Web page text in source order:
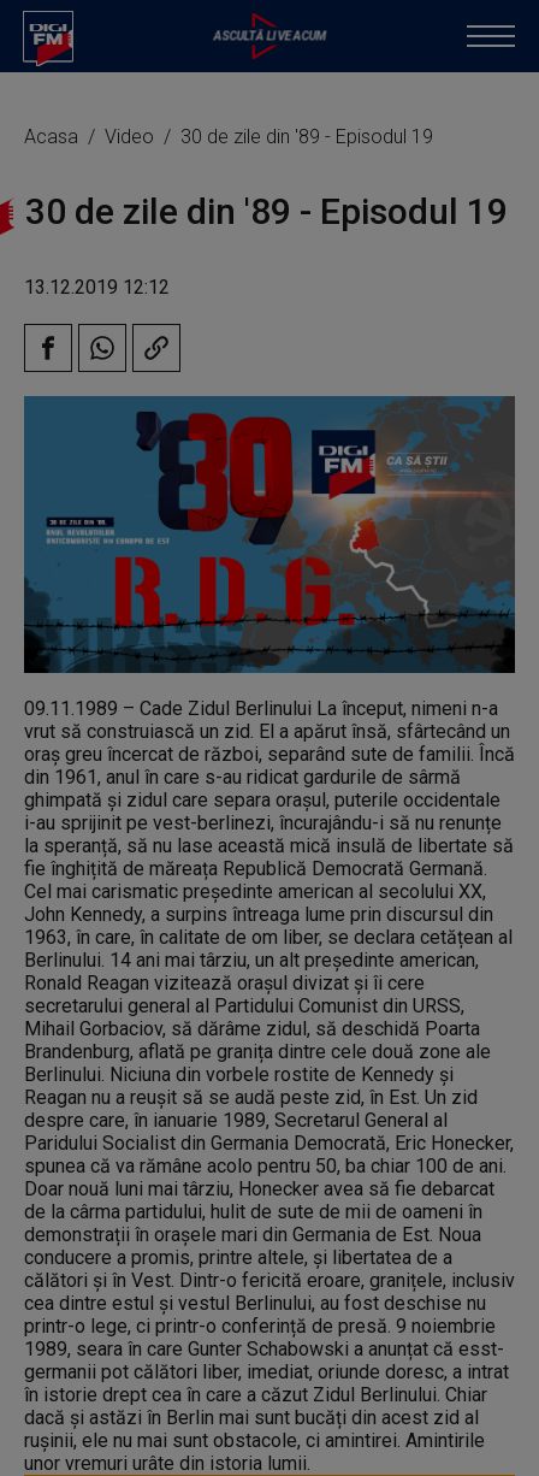
Acasa Video 30 de zile din '89 - Episodul 19
30 de zile din '89 - Episodul 19
13.12.2019 12:12
09.11.1989 – Cade Zidul Berlinului La început, nimeni n-a
vrut să construiască un zid. El a apărut însă, sfârtecând un
oraș greu încercat de război, separând sute de familii. Încă
din 1961, anul în care s-au ridicat gardurile de sârmă
ghimpată și zidul care separa orașul, puterile occidentale
i-au sprijinit pe vest-berlinezi, încurajându-i să nu renunțe
la speranță, să nu lase această mică insulă de libertate să
fie înghițită de măreața Republică Democrată Germană.
Cel mai carismatic președinte american al secolului XX,
John Kennedy, a surpins întreaga lume prin discursul din
1963, în care, în calitate de om liber, se declara cetățean al
Berlinului. 14 ani mai târziu, un alt președinte american,
Ronald Reagan vizitează orașul divizat și îi cere
secretarului general al Partidului Comunist din URSS,
Mihail Gorbaciov, să dărâme zidul, să deschidă Poarta
Brandenburg, aflată pe granița dintre cele două zone ale
Berlinului. Niciuna din vorbele rostite de Kennedy și
Reagan nu a reușit să se audă peste zid, în Est. Un zid
despre care, în ianuarie 1989, Secretarul General al
Paridului Socialist din Germania Democrată, Eric Honecker,
spunea că va rămâne acolo pentru 50, ba chiar 100 de ani.
Doar nouă luni mai târziu, Honecker avea să fie debarcat
de la cârma partidului, hulit de sute de mii de oameni în
demonstrații în orașele mari din Germania de Est. Noua
conducere a promis, printre altele, și libertatea de a
călători și în Vest. Dintr-o fericită eroare, granițele, inclusiv
cea dintre estul și vestul Berlinului, au fost deschise nu
printr-o lege, ci printr-o conferință de presă. 9 noiembrie
1989, seara în care Gunter Schabowski a anunțat că esst-
germanii pot călători liber, imediat, oriunde doresc, a intrat
în istorie drept cea în care a căzut Zidul Berlinului. Chiar
dacă și astăzi în Berlin mai sunt bucăți din acest zid al
rușinii, ele nu mai sunt obstacole, ci amintirei. Amintirile
unor vremuri urâte din istoria lumii.